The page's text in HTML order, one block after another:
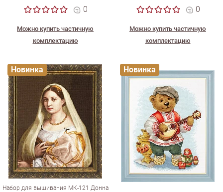
0
Можно купить частичную
комплектацию
0
Можно купить частичную
комплектацию
Набор для вышивания МК-121 Донна
Новинка Новинка